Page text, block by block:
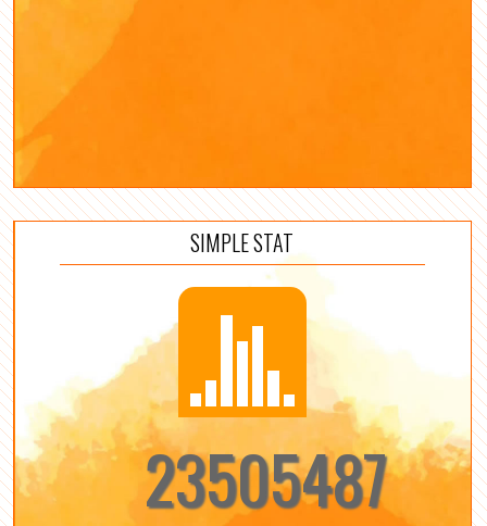
SIMPLE STAT
23505487